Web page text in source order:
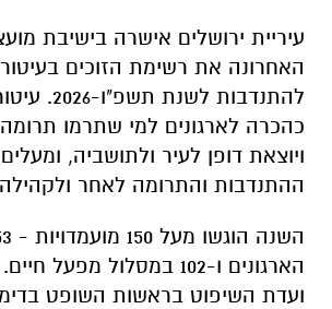
עיריית ירושלים אישרה בישיבת
האחרונה את רשימת הזוכים
להתנדבות
כהכרה לארגונים למי שתרמו
ויוצאת דופן לעיר ולתושביה,
ההתנדבות והתרומה לאחר
הארגונים ו-102 במסלול
ועדת השיפוט בראשות השופט